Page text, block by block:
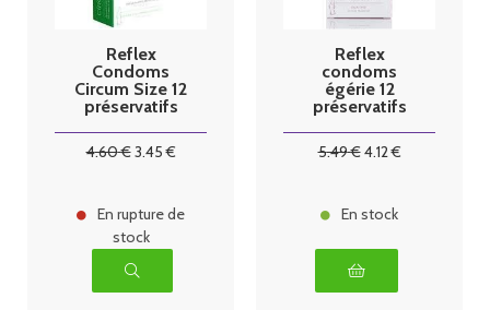
Reflex
Condoms
Circum Size 12
préservatifs
4.60€3.45€
En rupture de
stock
Reflex
condoms
égérie 12
préservatifs
friandise
5.49€4.12€
En stock